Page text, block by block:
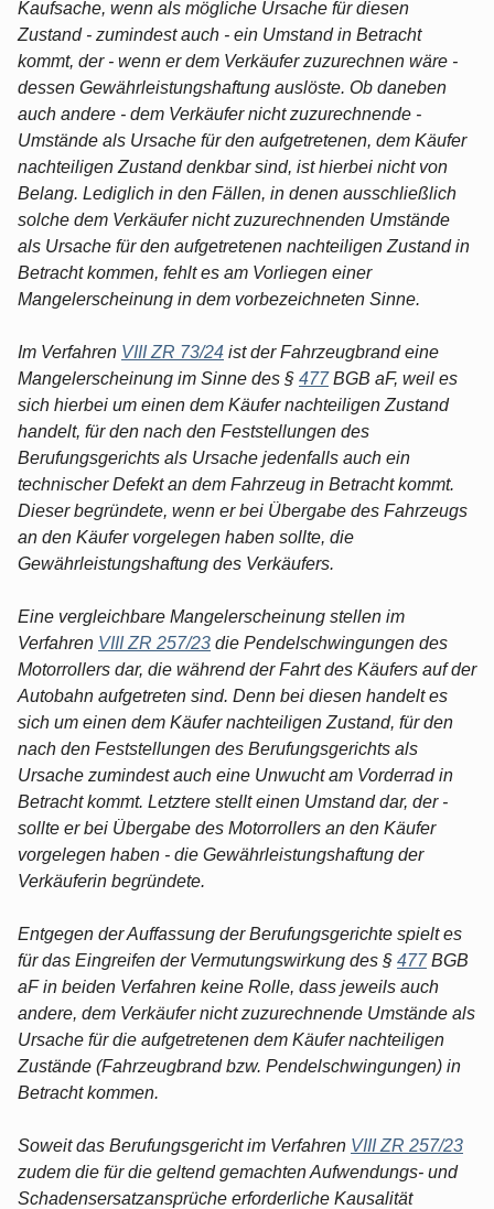
Kaufsache, wenn als mögliche Ursache für diesen
Zustand - zumindest auch - ein Umstand in Betracht
kommt, der - wenn er dem Verkäufer zuzurechnen wäre -
dessen Gewährleistungshaftung auslöste. Ob daneben
auch andere - dem Verkäufer nicht zuzurechnende -
Umstände als Ursache für den aufgetretenen, dem Käufer
nachteiligen Zustand denkbar sind, ist hierbei nicht von
Belang. Lediglich in den Fällen, in denen ausschließlich
solche dem Verkäufer nicht zuzurechnenden Umstände
als Ursache für den aufgetretenen nachteiligen Zustand in
Betracht kommen, fehlt es am Vorliegen einer
Mangelerscheinung in dem vorbezeichneten Sinne.
Im Verfahren VIII ZR 73/24 ist der Fahrzeugbrand eine
Mangelerscheinung im Sinne des § 477BGB aF, weil es
sich hierbei um einen dem Käufer nachteiligen Zustand
handelt, für den nach den Feststellungen des
Berufungsgerichts als Ursache jedenfalls auch ein
technischer Defekt an dem Fahrzeug in Betracht kommt.
Dieser begründete, wenn er bei Übergabe des Fahrzeugs
an den Käufer vorgelegen haben sollte, die
Gewährleistungshaftung des Verkäufers.
Eine vergleichbare Mangelerscheinung stellen im
Verfahren VIII ZR 257/23 die Pendelschwingungen des
Motorrollers dar, die während der Fahrt des Käufers auf der
Autobahn aufgetreten sind. Denn bei diesen handelt es
sich um einen dem Käufer nachteiligen Zustand, für den
nach den Feststellungen des Berufungsgerichts als
Ursache zumindest auch eine Unwucht am Vorderrad in
Betracht kommt. Letztere stellt einen Umstand dar, der -
sollte er bei Übergabe des Motorrollers an den Käufer
vorgelegen haben - die Gewährleistungshaftung der
Verkäuferin begründete.
Entgegen der Auffassung der Berufungsgerichte spielt es
für das Eingreifen der Vermutungswirkung des § 477BGB
aF in beiden Verfahren keine Rolle, dass jeweils auch
andere, dem Verkäufer nicht zuzurechnende Umstände als
Ursache für die aufgetretenen dem Käufer nachteiligen
Zustände (Fahrzeugbrand bzw. Pendelschwingungen) in
Betracht kommen.
Soweit das Berufungsgericht im Verfahren VIII ZR 257/23
zudem die für die geltend gemachten Aufwendungs- und
Schadensersatzansprüche erforderliche Kausalität